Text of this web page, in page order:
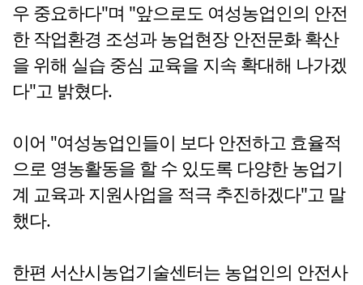
우 중요하다"며 "앞으로도 여성농업인의 안전
한 작업환경 조성과 농업현장 안전문화 확산
을 위해 실습 중심 교육을 지속 확대해 나가겠
다"고 밝혔다.
이어 "여성농업인들이 보다 안전하고 효율적
으로 영농활동을 할 수 있도록 다양한 농업기
계 교육과 지원사업을 적극 추진하겠다"고 말
했다.
한편 서산시농업기술센터는 농업인의 안전사